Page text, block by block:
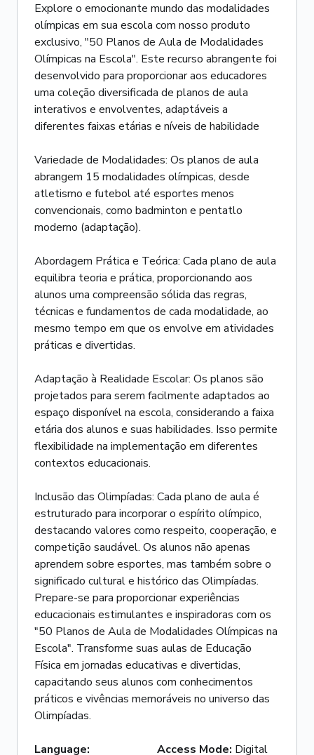
Explore o emocionante mundo das modalidades
olímpicas em sua escola com nosso produto
exclusivo, "50 Planos de Aula de Modalidades
Olímpicas na Escola". Este recurso abrangente foi
desenvolvido para proporcionar aos educadores
uma coleção diversificada de planos de aula
interativos e envolventes, adaptáveis a
diferentes faixas etárias e níveis de habilidade
Variedade de Modalidades: Os planos de aula
abrangem 15 modalidades olímpicas, desde
atletismo e futebol até esportes menos
convencionais, como badminton e pentatlo
moderno (adaptação).
Abordagem Prática e Teórica: Cada plano de aula
equilibra teoria e prática, proporcionando aos
alunos uma compreensão sólida das regras,
técnicas e fundamentos de cada modalidade, ao
mesmo tempo em que os envolve em atividades
práticas e divertidas.
Adaptação à Realidade Escolar: Os planos são
projetados para serem facilmente adaptados ao
espaço disponível na escola, considerando a faixa
etária dos alunos e suas habilidades. Isso permite
flexibilidade na implementação em diferentes
contextos educacionais.
Inclusão das Olimpíadas: Cada plano de aula é
estruturado para incorporar o espírito olímpico,
destacando valores como respeito, cooperação, e
competição saudável. Os alunos não apenas
aprendem sobre esportes, mas também sobre o
significado cultural e histórico das Olimpíadas.
Prepare-se para proporcionar experiências
educacionais estimulantes e inspiradoras com os
"50 Planos de Aula de Modalidades Olímpicas na
Escola". Transforme suas aulas de Educação
Física em jornadas educativas e divertidas,
capacitando seus alunos com conhecimentos
práticos e vivências memoráveis no universo das
Olimpíadas.
Language: Access Mode: Digital